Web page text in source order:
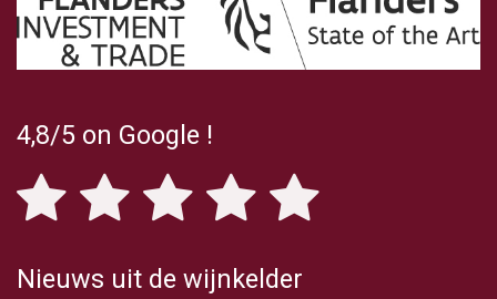
4,8/5 on Google !
Nieuws uit de wijnkelder